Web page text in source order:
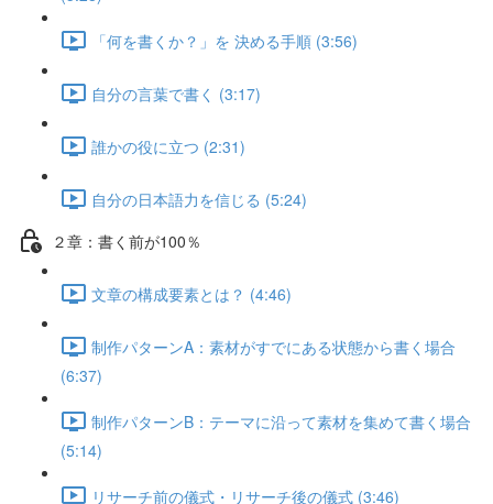
「何を書くか？」を 決める手順 (3:56)
自分の言葉で書く (3:17)
誰かの役に立つ (2:31)
自分の日本語力を信じる (5:24)
２章：書く前が100％
文章の構成要素とは？ (4:46)
制作パターンA：素材がすでにある状態から書く場合
(6:37)
制作パターンB：テーマに沿って素材を集めて書く場合
(5:14)
リサーチ前の儀式・リサーチ後の儀式 (3:46)